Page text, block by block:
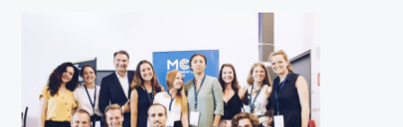
Technische Weiterbildung